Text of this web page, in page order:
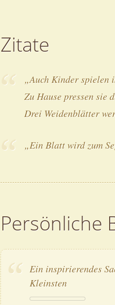
Zitate
„Auch Kinder spielen
Zu Hause pressen sie
Drei Weidenblätter
„Ein Blatt wird zum
Persönliche
Ein inspirierendes
Kleinsten